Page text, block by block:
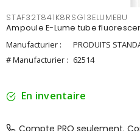
STAF32T841K8RSG13ELUMEBU
Ampoule E-Lume tube
Manufacturier :
PRODUITS
# Manufacturier : 62514
En inventaire
Compte PRO seulement.